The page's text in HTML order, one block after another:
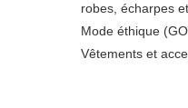
robes, écharpes
Mode éthique
Vêtements et